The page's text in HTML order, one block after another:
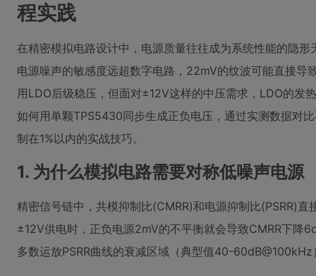
程实践
在精密模拟电路设计中，电源质量往往成为系统性能的隐
电源噪声的敏感度远超数字电路，22mV的纹波可能直接
用LDO后级稳压，但面对±12V这样的中压需求，LDO的发
如何用单颗TPS5430同步生成正负电压，通过实测数据对
制在1%以内的实战技巧。
1. 为什么模拟电路需要对称低噪声电源
精密信号链中，共模抑制比(CMRR)和电源抑制比(PSRR)
±12V供电时，正负电源2mV的不平衡就会导致CMRR下降
多数运放PSRR曲线的衰减区域（典型值40-60dB@100kHz